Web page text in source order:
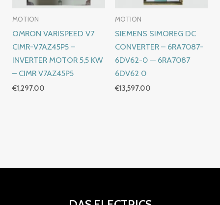
MOTION
OMRON VARISPEED V7
CIMR-V7AZ45P5 –
INVERTER MOTOR 5,5 KW
– CIMR V7AZ45P5
€1,297.00
MOTION
SIEMENS SIMOREG DC
CONVERTER – 6RA7087-
6DV62-0 — 6RA7087
6DV62 0
€13,597.00